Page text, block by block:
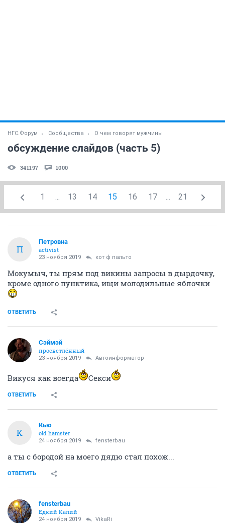
НГС.Форум Сообщества О чем говорят мужчины
обсуждение слайдов (часть 5)
341197 1000
1 ... 13 14 15 16 17 ... 21
П
Петрoвна
activist
23 ноября 2019 кот ф пальто
Мокумыч, ты прям под викины запросы в дырдочку,
кроме одного пунктика, ищи молодильные яблочки
ОТВЕТИТЬ
Сэймэй
просветлённый
23 ноября 2019 Автоинформатор
Викуся как всегда Секси
ОТВЕТИТЬ
К
Кью
old hamster
24 ноября 2019 fensterbau
а ты с бородой на моего дядю стал похож...
ОТВЕТИТЬ
fensterbau
Едкий Калий
24 ноября 2019 VikaRi